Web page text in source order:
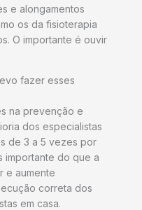
e alongamentos
os da fisioterapia
O importante é ouvir
fazer esses
na prevenção e
dos especialistas
de 3 a 5 vezes por
importante do que a
e aumente
correta dos
em casa.